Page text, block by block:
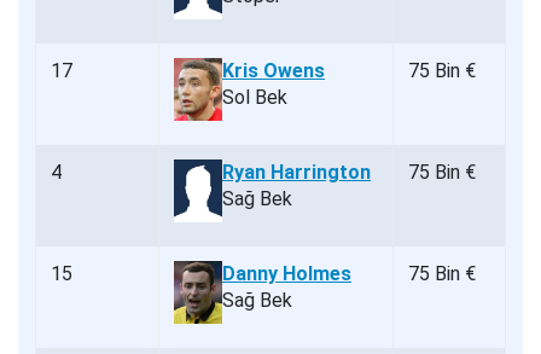
17
Kris Owens
Sol Bek
75 Bin €
4
Ryan Harrington
Sağ Bek
75 Bin €
15
Danny Holmes
Sağ Bek
75 Bin €